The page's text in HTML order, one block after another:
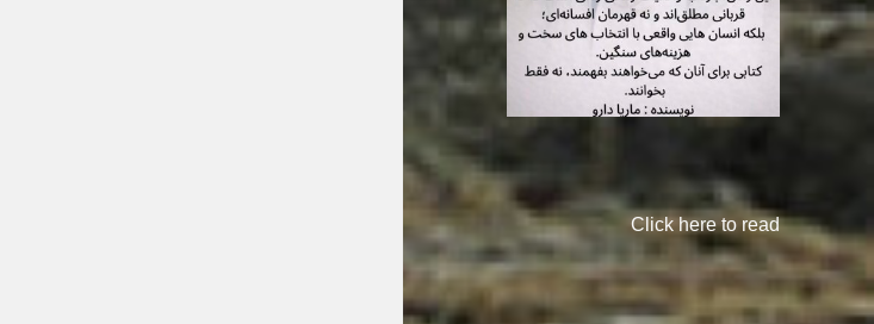
Click here to read